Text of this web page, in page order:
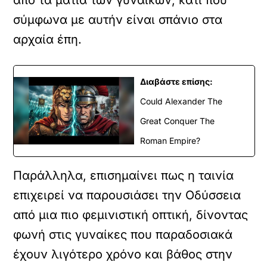
σύμφωνα με αυτήν είναι σπάνιο στα
αρχαία έπη.
Διαβάστε επίσης:
Could Alexander The
Great Conquer The
Roman Empire?
Παράλληλα, επισημαίνει πως η ταινία
επιχειρεί να παρουσιάσει την Οδύσσεια
από μια πιο φεμινιστική οπτική, δίνοντας
φωνή στις γυναίκες που παραδοσιακά
έχουν λιγότερο χρόνο και βάθος στην